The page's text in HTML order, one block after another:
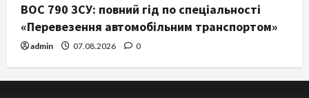
ВОС 790 ЗСУ: повний гід по спеціальності
«Перевезення автомобільним транспортом»
admin 07.08.2026 0